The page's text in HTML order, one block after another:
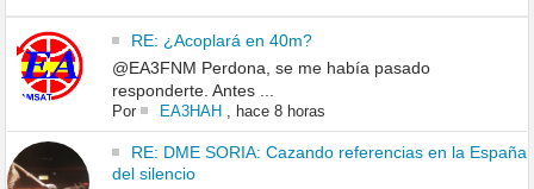
RE: ¿Acoplará en 40m?
@EA3FNM Perdona, se me había pasado
responderte. Antes ...
Por EA3HAH, hace 8 horas
RE: DME SORIA: Cazando referencias en la España
del silencio